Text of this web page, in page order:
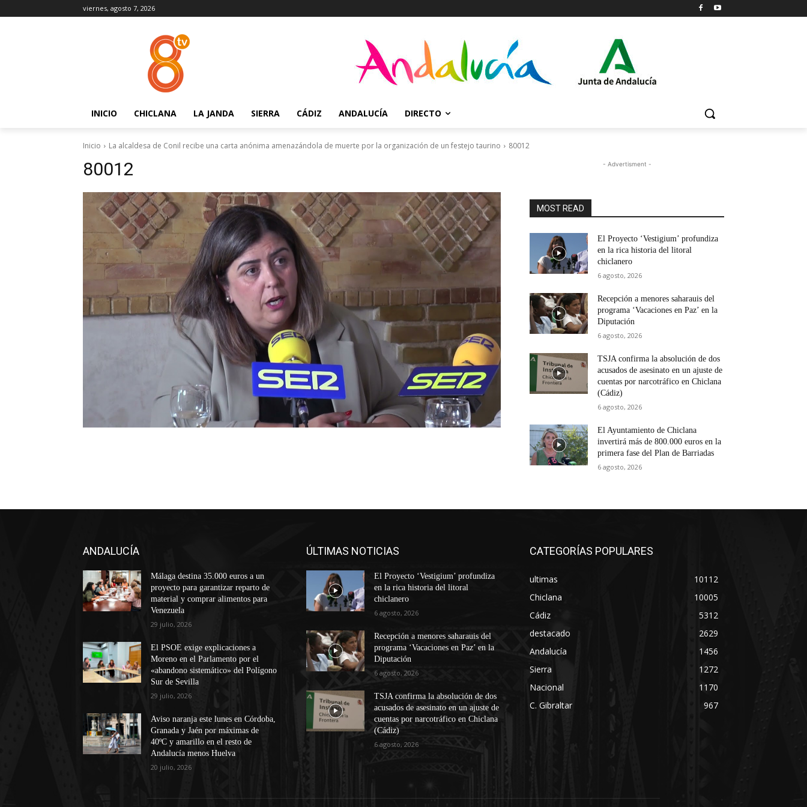
viernes, agosto 7, 2026
INICIO CHICLANA LA JANDA SIERRA CÁDIZ ANDALUCÍA DIRECTO
Inicio La alcaldesa de Conil recibe una carta anónima amenazándola de muerte por la organización de un festejo taurino 80012
80012 - Advertisment -
MOST READ
El Proyecto ‘Vestigium’ profundiza
en la rica historia del litoral
chiclanero
6 agosto, 2026
Recepción a menores saharauis del
programa ‘Vacaciones en Paz’ en la
Diputación
6 agosto, 2026
TSJA confirma la absolución de dos
acusados de asesinato en un ajuste de
cuentas por narcotráfico en Chiclana
(Cádiz)
6 agosto, 2026
El Ayuntamiento de Chiclana
invertirá más de 800.000 euros en la
primera fase del Plan de Barriadas
6 agosto, 2026
ANDALUCÍA
Málaga destina 35.000 euros a un
proyecto para garantizar reparto de
material y comprar alimentos para
Venezuela
29 julio, 2026
El PSOE exige explicaciones a
Moreno en el Parlamento por el
«abandono sistemático» del Polígono
Sur de Sevilla
29 julio, 2026
Aviso naranja este lunes en Córdoba,
Granada y Jaén por máximas de
40ºC y amarillo en el resto de
Andalucía menos Huelva
20 julio, 2026
ÚLTIMAS NOTICIAS
El Proyecto ‘Vestigium’ profundiza
en la rica historia del litoral
chiclanero
6 agosto, 2026
Recepción a menores saharauis del
programa ‘Vacaciones en Paz’ en la
Diputación
6 agosto, 2026
TSJA confirma la absolución de dos
acusados de asesinato en un ajuste de
cuentas por narcotráfico en Chiclana
(Cádiz)
6 agosto, 2026
CATEGORÍAS POPULARES
ultimas
10112
Chiclana
10005
Cádiz
5312
destacado
2629
Andalucía
1456
Sierra
1272
Nacional
1170
C. Gibraltar
967